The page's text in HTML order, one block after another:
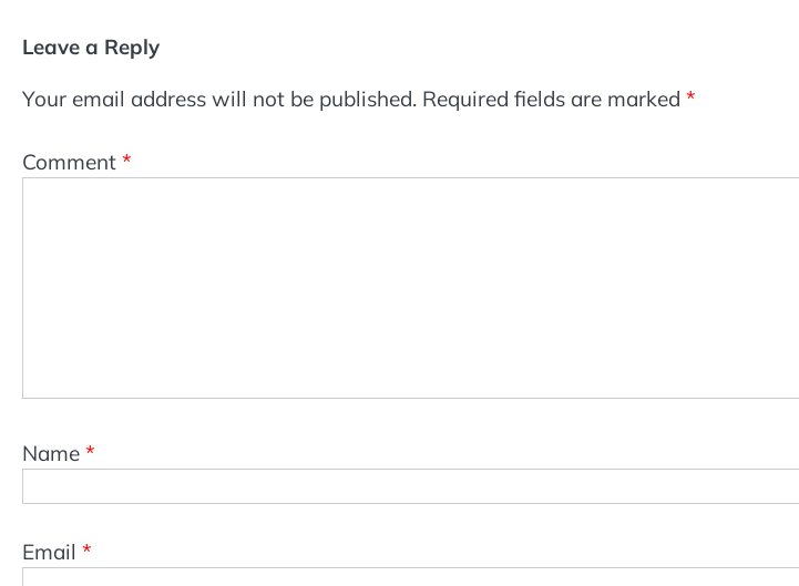
Leave a Reply
Your email address will not be published. Required fields are marked *
Comment *
Name *
Email *